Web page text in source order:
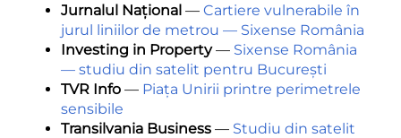
Jurnalul Național — Cartiere vulnerabile în
jurul liniilor de metrou — Sixense România
Investing in Property— Sixense România
— studiu din satelit pentru București
TVR Info — Piața Unirii printre perimetrele
sensibile
Transilvania Business — Studiu din satelit